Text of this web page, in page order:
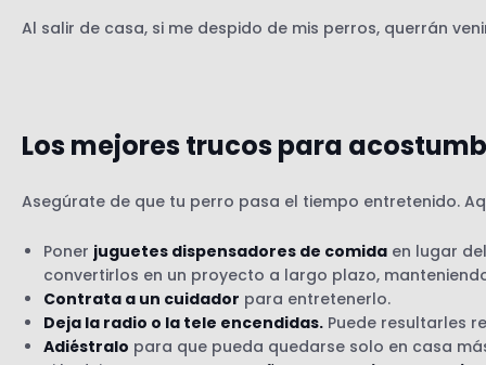
Al salir de casa, si me despido de mis perros, querrán
Los mejores trucos para
Asegúrate de que tu perro pasa el tiempo entretenido.
Poner juguetes dispensadores de comida en lugar
convertirlos en un proyecto a largo plazo,
Contrata a un cuidador para entretenerlo.
Deja la radio o la tele encendidas. Puede resultarles
Adiéstralo para que pueda quedarse solo en casa